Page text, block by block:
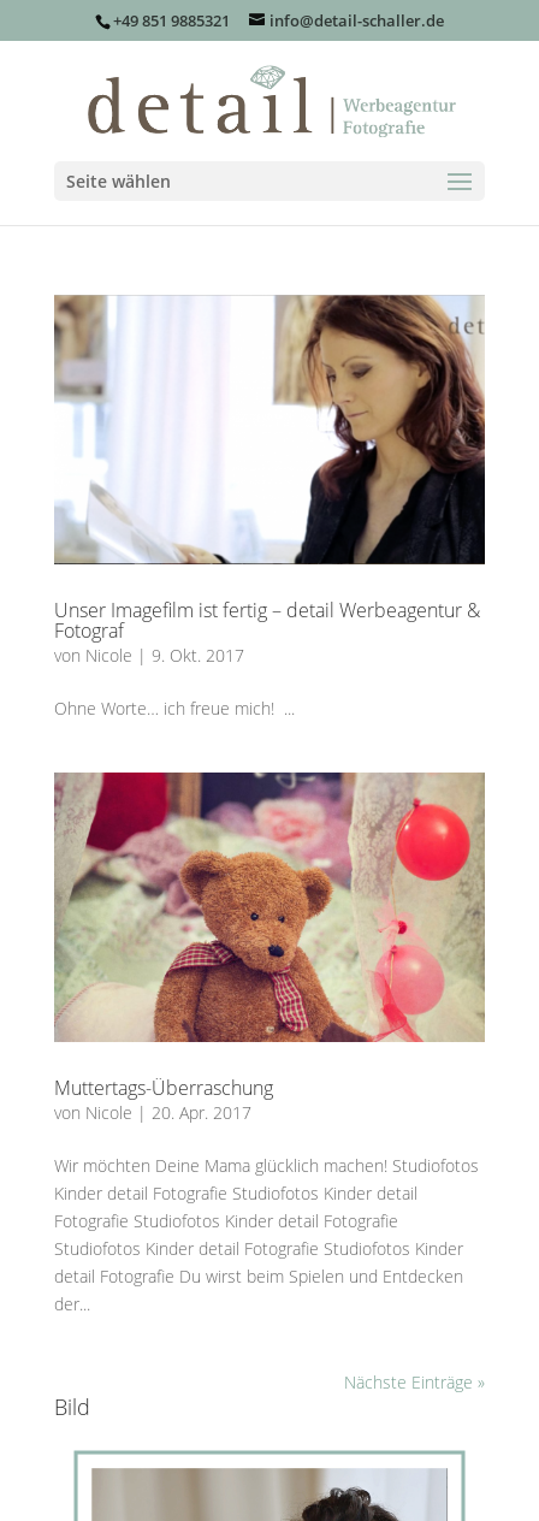
+49 851 9885321 info@detail-schaller.de
Seite wählen
Unser Imagefilm ist fertig – detail Werbeagentur &
Fotograf
von Nicole | 9. Okt. 2017
Ohne Worte… ich freue mich! ...
Muttertags-Überraschung
von Nicole | 20. Apr. 2017
Wir möchten Deine Mama glücklich machen! Studiofotos
Kinder detail Fotografie Studiofotos Kinder detail
Fotografie Studiofotos Kinder detail Fotografie
Studiofotos Kinder detail Fotografie Studiofotos Kinder
detail Fotografie Du wirst beim Spielen und Entdecken
der...
Nächste Einträge »
Bild